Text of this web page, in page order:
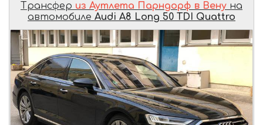
Трансфер из Аутлета Парндорф в Вену на
автомобиле Audi A8 Long 50 TDI Quattro